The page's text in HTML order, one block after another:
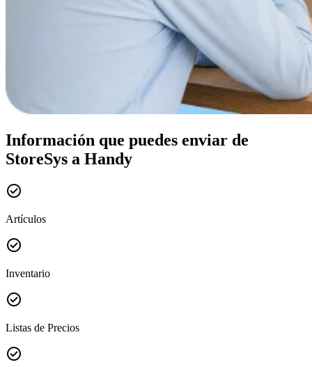
Información que puedes enviar de
StoreSys a Handy
check_circle
Artículos
check_circle
Inventario
check_circle
Listas de Precios
check_circle